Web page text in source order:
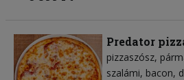
Predator
pizzaszósz
szalámi bacon